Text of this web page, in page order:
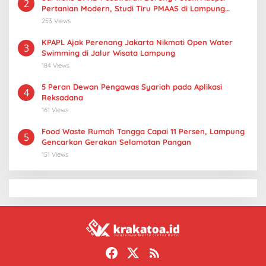
2
Pertanian Modern, Studi Tiru PMAAS di Lampung
Tengah
253 Views
3
KPAPL Ajak Perenang Jakarta Nikmati Open Water
Swimming di Jalur Wisata Lampung
184 Views
4
5 Peran Dewan Pengawas Syariah pada Aplikasi
Reksadana
161 Views
5
Food Waste Rumah Tangga Capai 11 Persen, Lampung
Gencarkan Gerakan Selamatan Pangan
151 Views